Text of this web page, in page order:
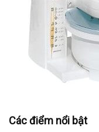
Các điểm nổi bật